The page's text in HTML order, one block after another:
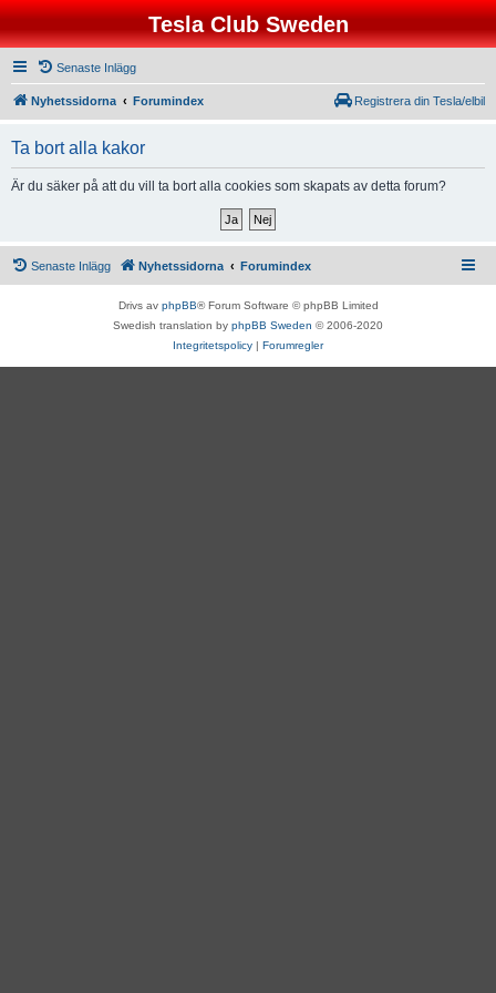
Tesla Club Sweden
Senaste Inlägg
Nyhetssidorna Forumindex Registrera din Tesla/elbil
Ta bort alla kakor
Är du säker på att du vill ta bort alla cookies som skapats av detta forum?
Senaste Inlägg Nyhetssidorna Forumindex
Drivs av phpBB® Forum Software © phpBB Limited
Swedish translation by phpBB Sweden © 2006-2020
Integritetspolicy | Forumregler